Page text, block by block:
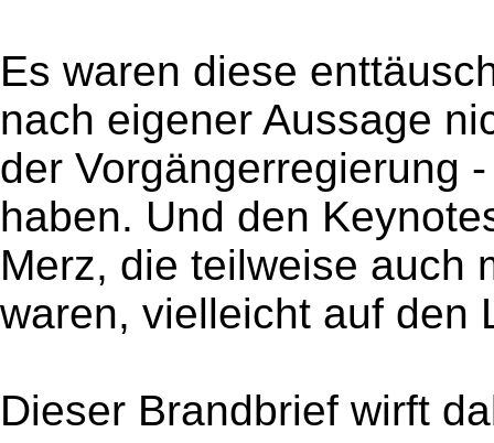
Es waren diese
nach eigener Aussage
der Vorgängerregierung
haben. Und den
Merz, die teilweise auch
waren, vielleicht auf den
Dieser Brandbrief wirft